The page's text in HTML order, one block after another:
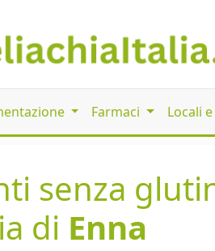
Farmaci Locali
senza
di Enna